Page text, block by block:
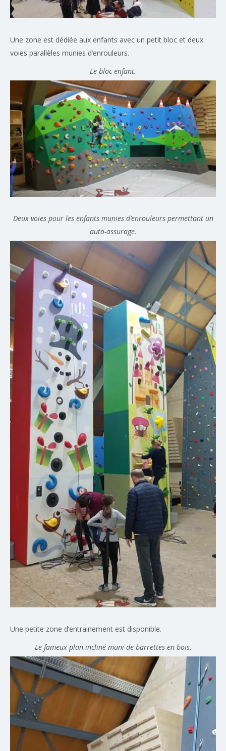
Une zone est dédiée aux enfants avec un petit bloc et deux
voies parallèles munies d’enrouleurs.
Le bloc enfant.
Deux voies pour les enfants munies d’enrouleurs permettant un
auto-assurage.
Une petite zone d’entrainement est disponible.
Le fameux plan incliné muni de barrettes en bois.